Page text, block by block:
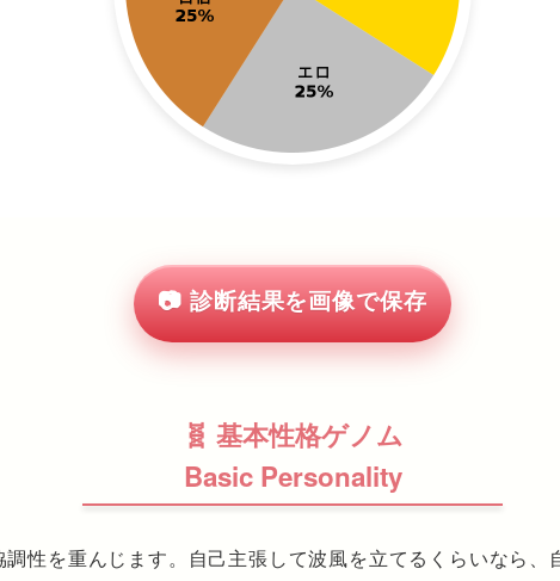
📷 診断結果を画像で保存
🧬 基本性格ゲノム
Basic Personality
性を重んじます。自己主張して波風を立てるくらいなら